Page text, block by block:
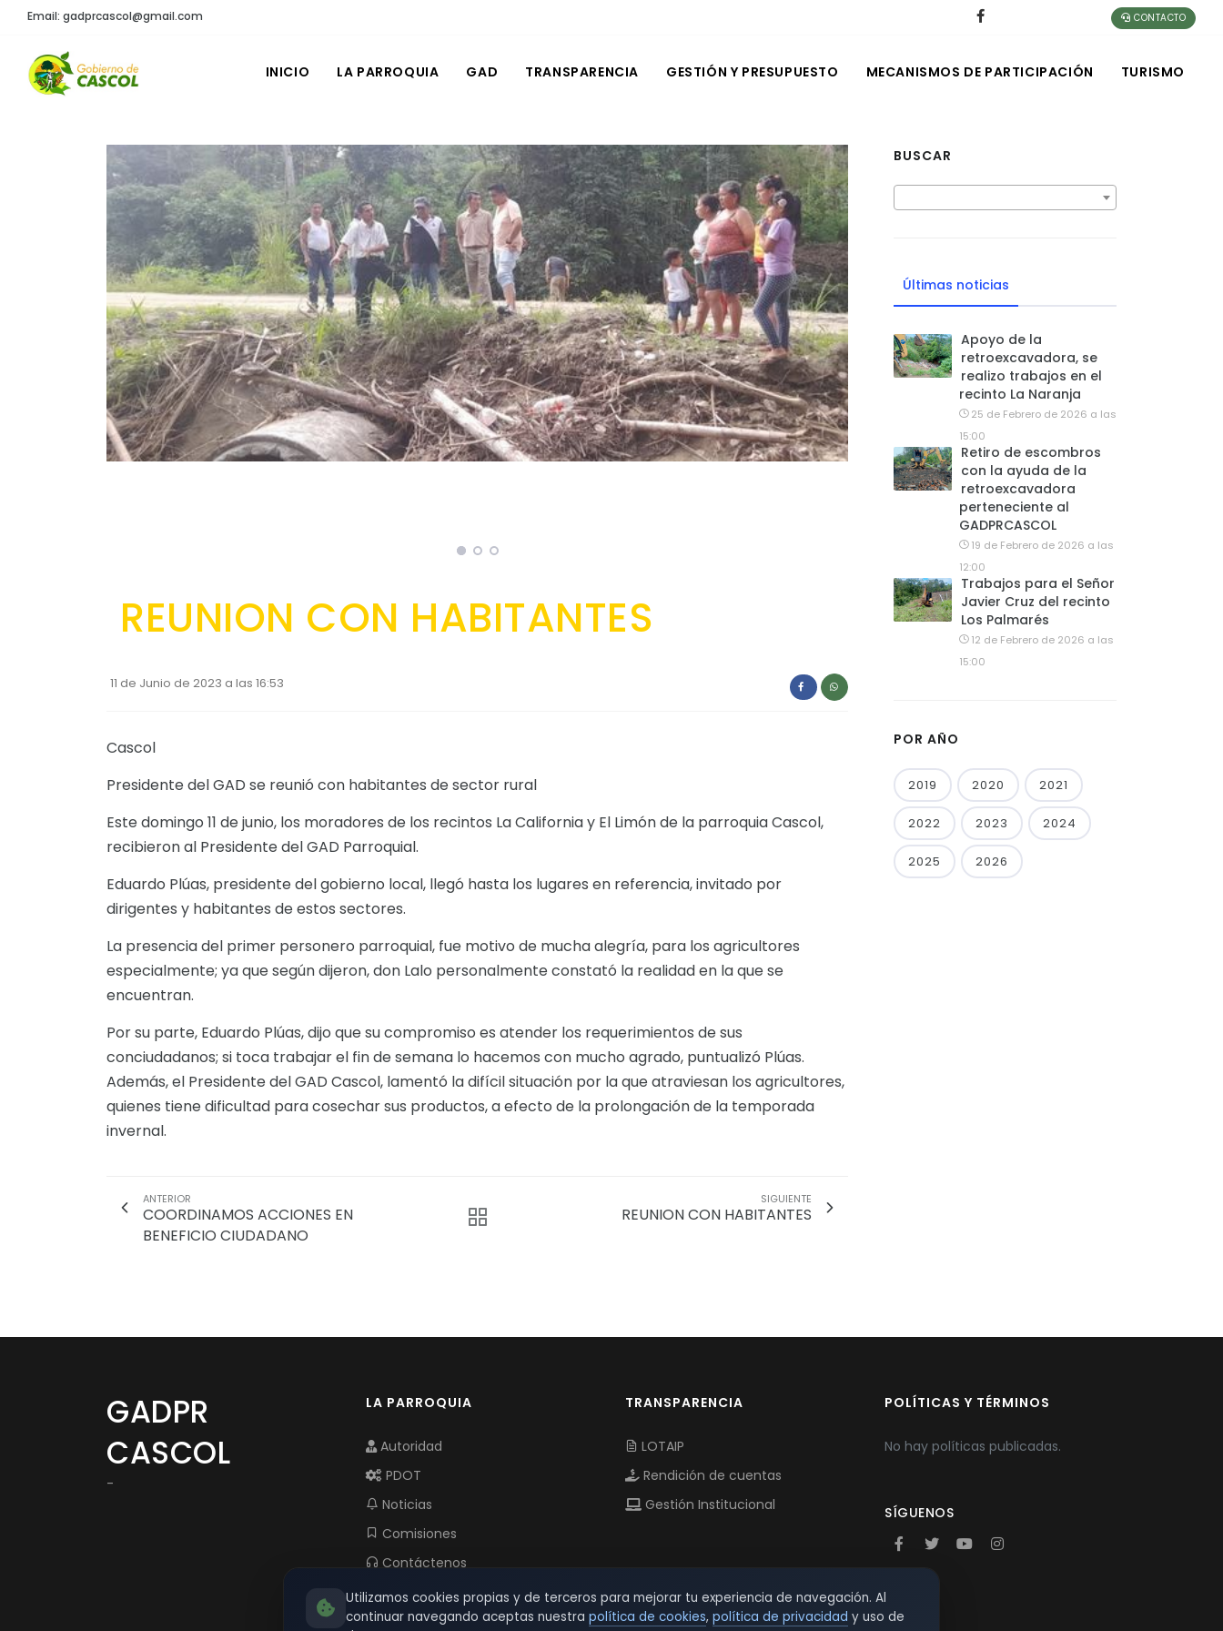
Email: gadprcascol@gmail.com CONTACTO
INICIO LA PARROQUIA GAD TRANSPARENCIA GESTIÓN Y PRESUPUESTO MECANISMOS DE PARTICIPACIÓN TURISMO
REUNION CON HABITANTES
11 de Junio de 2023 a las 16:53
Cascol
Presidente del GAD se reunió con habitantes de sector rural
Este domingo 11 de junio, los moradores de los recintos La California y El Limón de la parroquia Cascol,
recibieron al Presidente del GAD Parroquial.
Eduardo Plúas, presidente del gobierno local, llegó hasta los lugares en referencia, invitado por
dirigentes y habitantes de estos sectores.
La presencia del primer personero parroquial, fue motivo de mucha alegría, para los agricultores
especialmente; ya que según dijeron, don Lalo personalmente constató la realidad en la que se
encuentran.
Por su parte, Eduardo Plúas, dijo que su compromiso es atender los requerimientos de sus
conciudadanos; si toca trabajar el fin de semana lo hacemos con mucho agrado, puntualizó Plúas.
Además, el Presidente del GAD Cascol, lamentó la difícil situación por la que atraviesan los agricultores,
quienes tiene dificultad para cosechar sus productos, a efecto de la prolongación de la temporada
invernal.
ANTERIOR
COORDINAMOS ACCIONES EN
BENEFICIO CIUDADANO
SIGUIENTE
REUNION CON HABITANTES
BUSCAR
Últimas noticias
Apoyo de la
retroexcavadora, se
realizo trabajos en el
recinto La Naranja
25 de Febrero de 2026 a las
15:00
Retiro de escombros
con la ayuda de la
retroexcavadora
perteneciente al
GADPRCASCOL
19 de Febrero de 2026 a las
12:00
Trabajos para el Señor
Javier Cruz del recinto
Los Palmarés
12 de Febrero de 2026 a las
15:00
POR AÑO
2019 2020 2021
2022 2023 2024
2025 2026
GADPR
CASCOL
-
LA PARROQUIA
Autoridad
PDOT
Noticias
Comisiones
Contáctenos
TRANSPARENCIA
LOTAIP
Rendición de cuentas
Gestión Institucional
POLÍTICAS Y TÉRMINOS
No hay políticas publicadas.
SÍGUENOS
Utilizamos cookies propias y de terceros para mejorar tu experiencia de navegación. Al
continuar navegando aceptas nuestra política de cookies, política de privacidad y uso de